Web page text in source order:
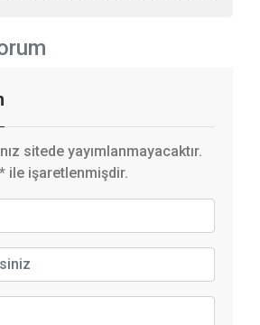
sitede yayımlanmayacaktır.
* ile işaretlenmişdir.